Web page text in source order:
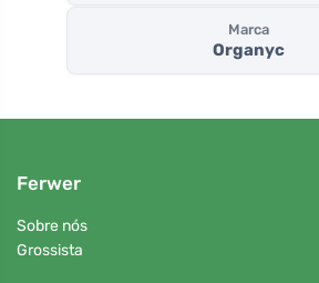
Marca
Organyc
Ferwer
Sobre nós
Grossista